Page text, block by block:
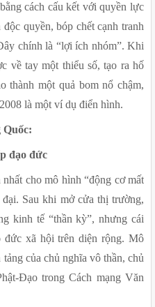
cách cấu kết với quyền lực
quyền, bóp chết cạnh tranh
chính là “lợi ích nhóm”. Khi
về tay một thiểu số, tạo ra hố
thành một quả bom nổ chậm,
là một ví dụ điển hình.
Quốc:
đạo đức
cho mô hình “động cơ mất
Sau khi mở cửa thị trường,
kinh tế “thần kỳ”, nhưng cái
đức xã hội trên diện rộng. Mô
của chủ nghĩa vô thần, chủ
Đạo trong Cách mạng Văn